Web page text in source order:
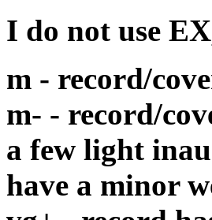
I do not use
m - record/
m- - record/
a few light
have a minor